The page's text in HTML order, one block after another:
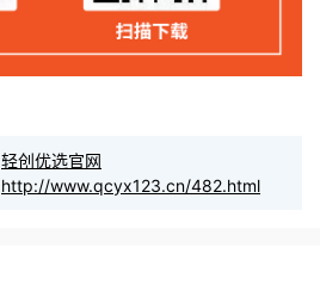
轻创优选官网
http://www.qcyx123.cn/482.html